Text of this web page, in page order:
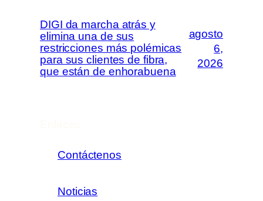
DIGI da marcha atrás y
elimina una de sus
restricciones más polémicas
para sus clientes de fibra,
que están de enhorabuena
agosto
6,
2026
Contáctenos
Noticias